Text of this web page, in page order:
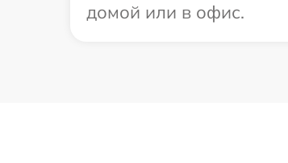
домой или в офис.